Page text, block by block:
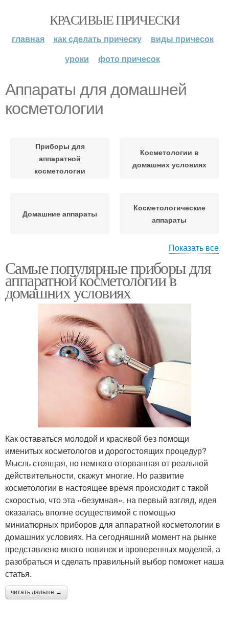
КРАСИВЫЕ ПРИЧЕСКИ
главная как сделать прическу
виды причесок
уроки
фото причесок
Аппараты для домашней
косметологии
Приборы для
аппаратной
косметологии
Косметологии в
домашних условиях
Домашние аппараты
Косметологические
аппараты
домашнего применения
Аппараты с
комплексным
воздействием
Аппаратная
косметология
Косметология для
омоложения
Лица в домашних
Косметология в
домашних условиях
Электропорация в
домашних условиях
Показать все
Самые популярные приборы для
аппаратной косметологии в
домашних условиях
Как оставаться молодой и красивой без помощи
именитых косметологов и дорогостоящих процедур?
Мысль стоящая, но немного оторванная от реальной
действительности, скажут многие. Но развитие
косметологии в настоящее время происходит с такой
скоростью, что эта «безумная», на первый взгляд, идея
оказалась вполне осуществимой с помощью
миниатюрных приборов для аппаратной косметологии в
домашних условиях. На сегодняшний момент на рынке
представлено много новинок и проверенных моделей, а
разобраться и сделать правильный выбор поможет наша
статья.
читать дальше →